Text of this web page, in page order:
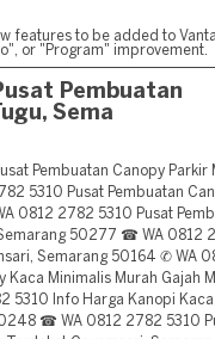
features to be added to
or "Program" improvement.
Pembuatan
Sema
Pembuatan Canopy Parkir
5310 Pusat Pembuatan
0812 2782 5310 Pusat
Semarang 50277 ☎ WA 0812
Semarang 50164 ✆ WA
Kaca Minimalis Murah Gajah
5310 Info Harga Kanopi
☎ WA 0812 2782 5310